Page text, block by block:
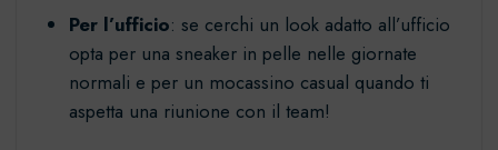
Per l’ufficio: se cerchi un look adatto all’ufficio
opta per una sneaker in pelle nelle giornate
normali e per un mocassino casual quando ti
aspetta una riunione con il team!